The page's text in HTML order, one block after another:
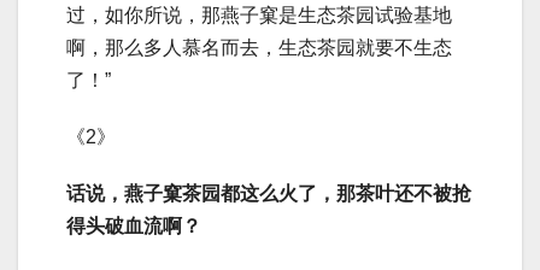
过，如你所说，那燕子窠是生态茶园试验基地
啊，那么多人慕名而去，生态茶园就要不生态
了！”
《2》
话说，燕子窠茶园都这么火了，那茶叶还不被抢
得头破血流啊？